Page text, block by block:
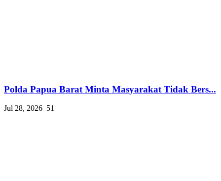
Polda Papua Barat Minta Masyarakat Tidak Bers...
Jul 28, 2026 51